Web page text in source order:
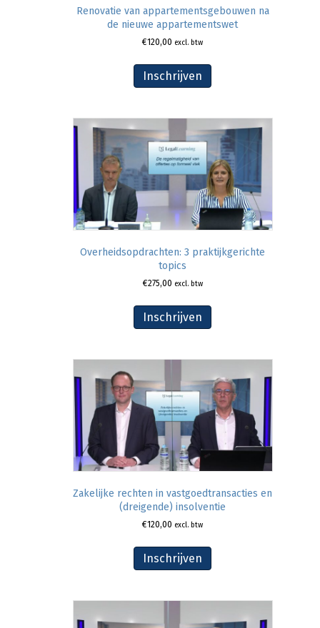
Renovatie van appartementsgebouwen na
de nieuwe appartementswet
€120,00 excl. btw
Inschrijven
Overheidsopdrachten: 3 praktijkgerichte
topics
€275,00 excl. btw
Inschrijven
Zakelijke rechten in vastgoedtransacties en
(dreigende) insolventie
€120,00 excl. btw
Inschrijven